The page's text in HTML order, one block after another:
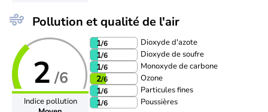
Pollution et qualité de l'air
2 /6
Indice pollution
1/6 Dioxyde d'azote
1/6 Dioxyde de soufre
1/6 Monoxyde de carbone
2/6 Ozone
1/6 Particules fines
1/6 Poussières